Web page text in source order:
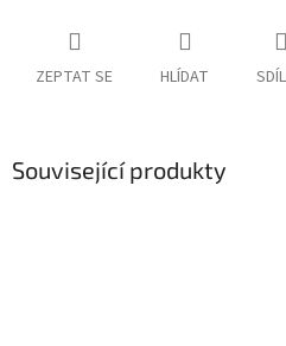
ZEPTAT SE HLÍDAT
Související produkty